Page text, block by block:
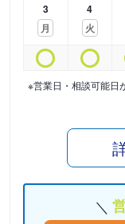
3
月
4
火
※営業日・相談可能日